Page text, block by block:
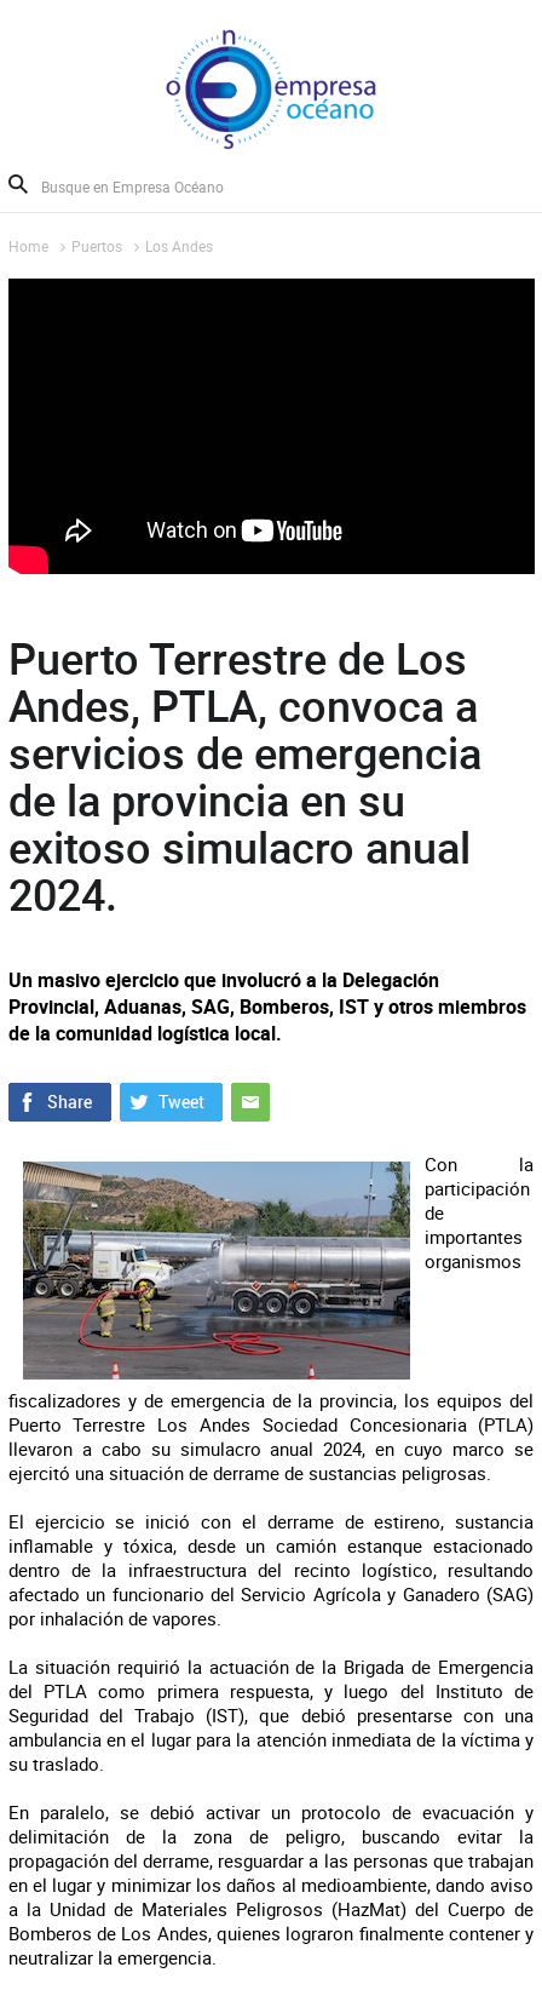
Home Puertos Los Andes
Puerto Terrestre de Los
Andes, PTLA, convoca a
servicios de emergencia
de la provincia en su
exitoso simulacro anual
2024.
Un masivo ejercicio que involucró a la Delegación
Provincial, Aduanas, SAG, Bomberos, IST y otros miembros
de la comunidad logística local.
Con la
participación
de
importantes
organismos
fiscalizadores y de emergencia de la provincia, los equipos del
Puerto Terrestre Los Andes Sociedad Concesionaria (PTLA)
llevaron a cabo su simulacro anual 2024, en cuyo marco se
ejercitó una situación de derrame de sustancias peligrosas.
El ejercicio se inició con el derrame de estireno, sustancia
inflamable y tóxica, desde un camión estanque estacionado
dentro de la infraestructura del recinto logístico, resultando
afectado un funcionario del Servicio Agrícola y Ganadero (SAG)
por inhalación de vapores.
La situación requirió la actuación de la Brigada de Emergencia
del PTLA como primera respuesta, y luego del Instituto de
Seguridad del Trabajo (IST), que debió presentarse con una
ambulancia en el lugar para la atención inmediata de la víctima y
su traslado.
En paralelo, se debió activar un protocolo de evacuación y
delimitación de la zona de peligro, buscando evitar la
propagación del derrame, resguardar a las personas que trabajan
en el lugar y minimizar los daños al medioambiente, dando aviso
a la Unidad de Materiales Peligrosos (HazMat) del Cuerpo de
Bomberos de Los Andes, quienes lograron finalmente contener y
neutralizar la emergencia.